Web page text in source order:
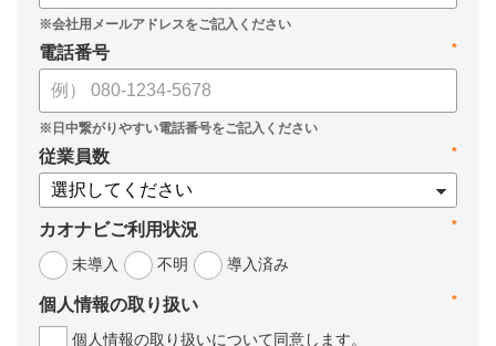
*
電話番号
*
従業員数
*
カオナビご利用状況
未導入
不明 導入済み
*
個人情報の取り扱い
個人情報の取り扱いについて同意します。